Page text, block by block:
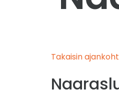
Takaisin